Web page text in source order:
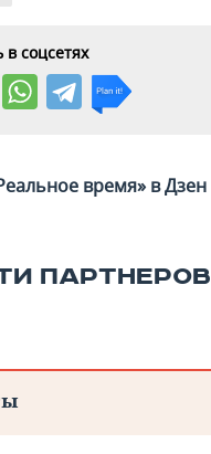
КАТАНИЕ
СПОРТА
в соцсетях
время» в Дзен
ПАРТНЕРОВ